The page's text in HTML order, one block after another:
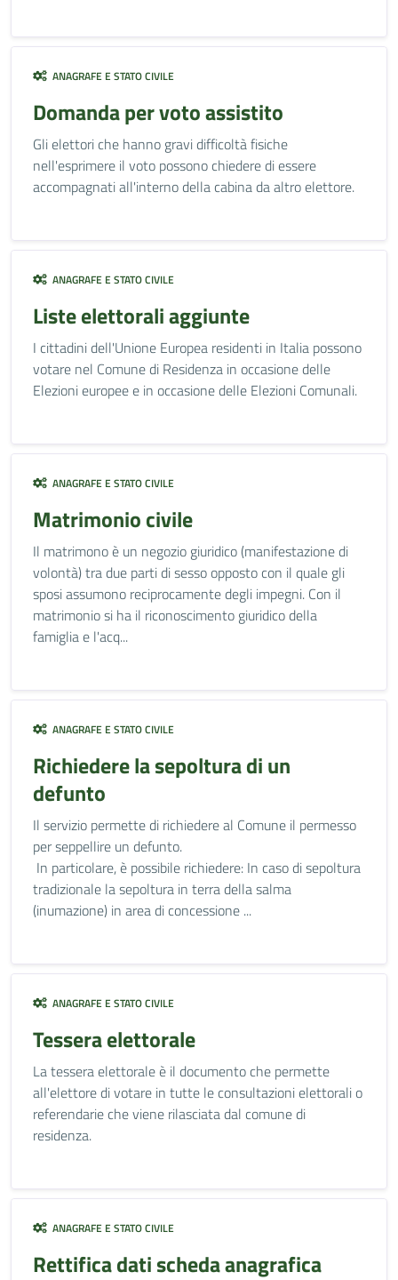
ANAGRAFE E STATO CIVILE
Domanda per voto assistito
Gli elettori che hanno gravi difficoltà fisiche
nell'esprimere il voto possono chiedere di essere
accompagnati all'interno della cabina da altro elettore.
ANAGRAFE E STATO CIVILE
Liste elettorali aggiunte
I cittadini dell'Unione Europea residenti in Italia possono
votare nel Comune di Residenza in occasione delle
Elezioni europee e in occasione delle Elezioni Comunali.
ANAGRAFE E STATO CIVILE
Matrimonio civile
Il matrimono è un negozio giuridico (manifestazione di
volontà) tra due parti di sesso opposto con il quale gli
sposi assumono reciprocamente degli impegni. Con il
matrimonio si ha il riconoscimento giuridico della
famiglia e l'acq...
ANAGRAFE E STATO CIVILE
Richiedere la sepoltura di un
defunto
Il servizio permette di richiedere al Comune il permesso
per seppellire un defunto.
In particolare, è possibile richiedere: In caso di sepoltura
tradizionale la sepoltura in terra della salma
(inumazione) in area di concessione ...
ANAGRAFE E STATO CIVILE
Tessera elettorale
La tessera elettorale è il documento che permette
all'elettore di votare in tutte le consultazioni elettorali o
referendarie che viene rilasciata dal comune di
residenza.
ANAGRAFE E STATO CIVILE
Rettifica dati scheda anagrafica